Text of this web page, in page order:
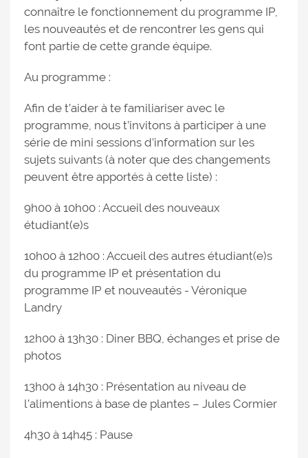
connaître le fonctionnement du programme IP,
les nouveautés et de rencontrer les gens qui
font partie de cette grande équipe.
Au programme :
Afin de t’aider à te familiariser avec le
programme, nous t’invitons à participer à une
série de mini sessions d’information sur les
sujets suivants (à noter que des changements
peuvent être apportés à cette liste) :
9h00 à 10h00 : Accueil des nouveaux
étudiant(e)s
10h00 à 12h00 : Accueil des autres étudiant(e)s
du programme IP et présentation du
programme IP et nouveautés - Véronique
Landry
12h00 à 13h30 : Diner BBQ, échanges et prise de
photos
13h00 à 14h30 : Présentation au niveau de
l’alimentions à base de plantes – Jules Cormier
4h30 à 14h45 : Pause